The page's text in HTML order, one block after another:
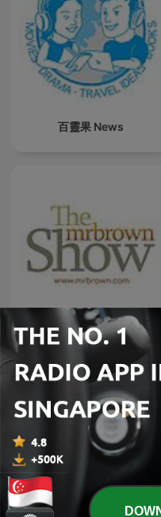
百靈果 News
the mrbrown show